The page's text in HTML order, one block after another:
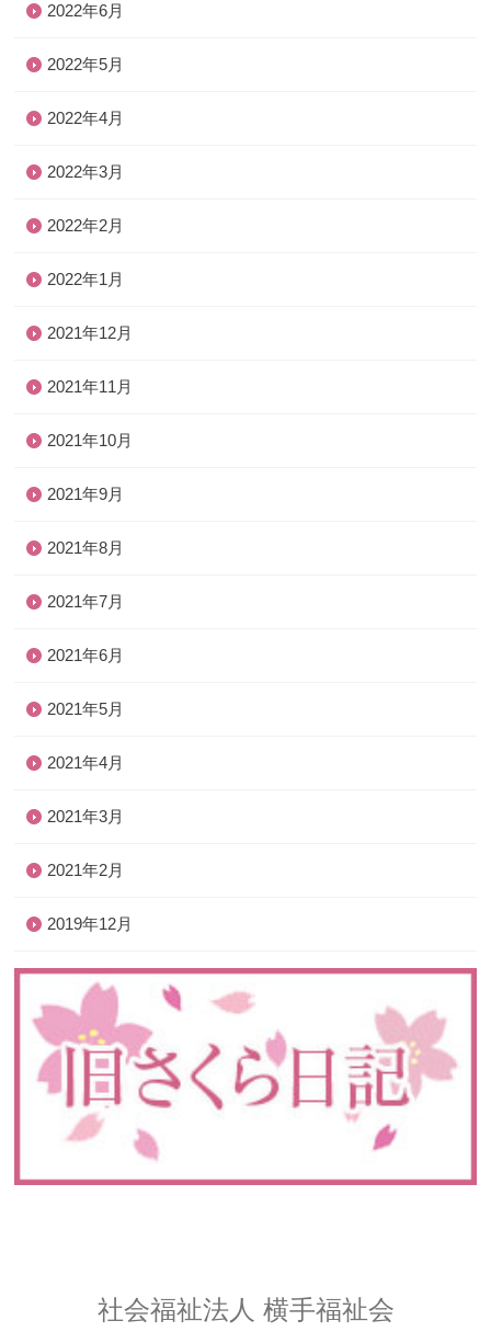
2022年6月
2022年5月
2022年4月
2022年3月
2022年2月
2022年1月
2021年12月
2021年11月
2021年10月
2021年9月
2021年8月
2021年7月
2021年6月
2021年5月
2021年4月
2021年3月
2021年2月
2019年12月
社会福祉法人 横手福祉会